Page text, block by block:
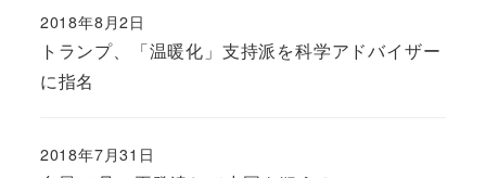
トランプ、「温暖化」支持派を科学アドバイザー
に指名
2018年8月2日
2018年7月31日